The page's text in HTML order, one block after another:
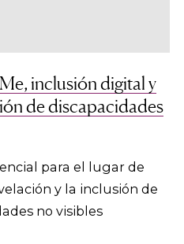
inclusión digital y
de discapacidades
para el lugar de
y la inclusión de
no visibles